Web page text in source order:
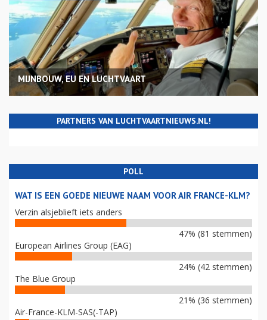
MIJNBOUW, EU EN LUCHTVAART
PARTNERS VAN LUCHTVAARTNIEUWS.NL!
POLL
WAT IS EEN GOEDE NIEUWE NAAM VOOR AIR FRANCE-KLM?
Verzin alsjeblieft iets anders
47% (81 stemmen)
European Airlines Group (EAG)
24% (42 stemmen)
The Blue Group
21% (36 stemmen)
Air-France-KLM-SAS(-TAP)